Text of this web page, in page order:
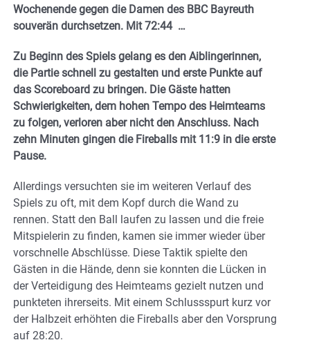
Wochenende gegen die Damen des BBC Bayreuth
souverän durchsetzen. Mit 72:44 …
Zu Beginn des Spiels gelang es den Aiblingerinnen,
die Partie schnell zu gestalten und erste Punkte auf
das Scoreboard zu bringen. Die Gäste hatten
Schwierigkeiten, dem hohen Tempo des Heimteams
zu folgen, verloren aber nicht den Anschluss. Nach
zehn Minuten gingen die Fireballs mit 11:9 in die erste
Pause.
Allerdings versuchten sie im weiteren Verlauf des
Spiels zu oft, mit dem Kopf durch die Wand zu
rennen. Statt den Ball laufen zu lassen und die freie
Mitspielerin zu finden, kamen sie immer wieder über
vorschnelle Abschlüsse. Diese Taktik spielte den
Gästen in die Hände, denn sie konnten die Lücken in
der Verteidigung des Heimteams gezielt nutzen und
punkteten ihrerseits. Mit einem Schlussspurt kurz vor
der Halbzeit erhöhten die Fireballs aber den Vorsprung
auf 28:20.